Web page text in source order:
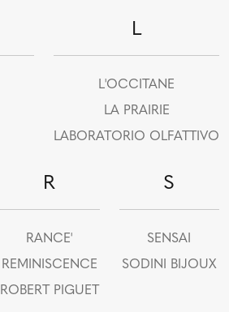
L
L'OCCITANE
LA PRAIRIE
LABORATORIO OLFATTIVO
R
RANCE'
REMINISCENCE
ROBERT PIGUET
S
SENSAI
SODINI BIJOUX